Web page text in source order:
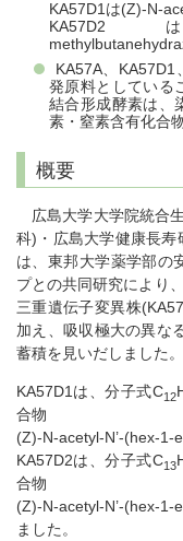
KA57D1は(Z)-N-
KA57D2は
KA57A、
発原料としている
結合形成酵素は、
素・窒素含有化合
概要
広島大学大学院統合
科)・広島大学健康長
は、東邦大学薬学部の
プとの共同研究により
三重遺伝子変異株
加え、吸収極大の異な
蓄積を見いだしました。
KA57D1は、分子式C12
合物
(Z)-N-acetyl-N’-(hex-1-
KA57D2は、分子式C13
合物
(Z)-N-acetyl-N’-(hex-
ました。